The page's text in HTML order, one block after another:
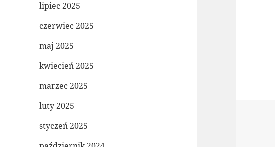
lipiec 2025
czerwiec 2025
maj 2025
kwiecień 2025
marzec 2025
luty 2025
styczeń 2025